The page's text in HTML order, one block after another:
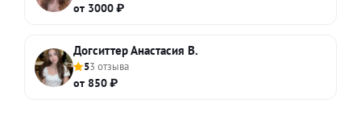
от 3000 ₽
Догситтер Анастасия В.
53 отзыва
от 850 ₽